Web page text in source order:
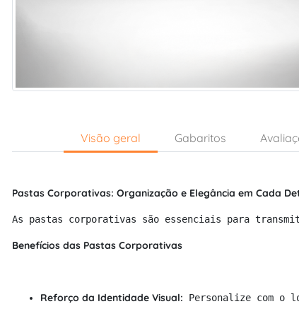
Visão geral Gabaritos
Pastas Corporativas: Organização e Elegância em Cada
As pastas corporativas são essenciais para
Benefícios das Pastas Corporativas
Reforço da Identidade Visual: Personalize com o